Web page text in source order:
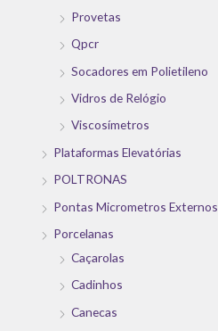
Provetas
Qpcr
Socadores em Polietileno
Vidros de Relógio
Viscosímetros
Plataformas Elevatórias
POLTRONAS
Pontas Micrometros Externos
Porcelanas
Caçarolas
Cadinhos
Canecas